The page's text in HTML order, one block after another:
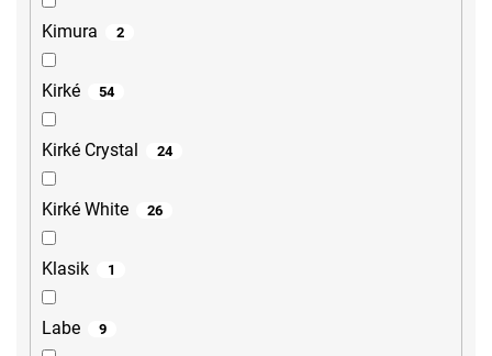
Kimura 2
Kirké 54
Kirké Crystal 24
Kirké White 26
Klasik 1
Labe 9